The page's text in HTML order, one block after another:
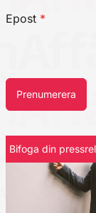
Epost *
Prenumerera
Bifoga din